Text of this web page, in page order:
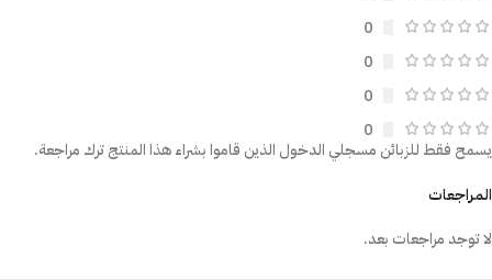
0
0
0
0
المراجعات
لا توجد مراجعات بعد.
يسمح فقط للزبائن مسجلي الدخول الذين قاموا بشراء هذا المنتج ترك مراجعة.